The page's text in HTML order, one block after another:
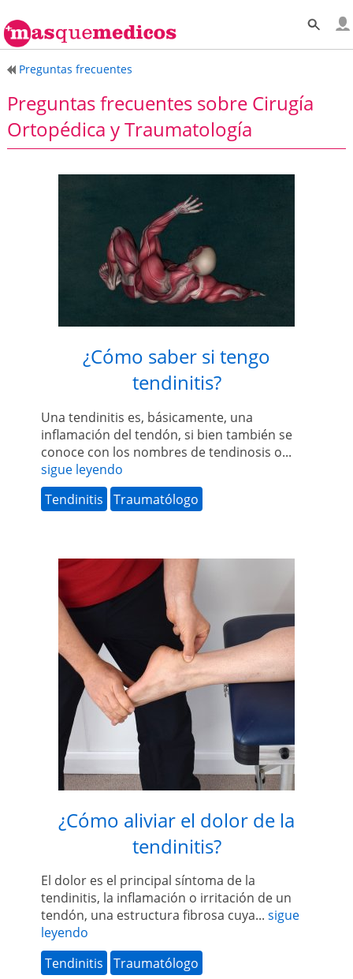
Preguntas frecuentes
Preguntas frecuentes sobre Cirugía
Ortopédica y Traumatología
¿Cómo saber si tengo
tendinitis?
Una tendinitis es, básicamente, una
inflamación del tendón, si bien también se
conoce con los nombres de tendinosis o...
sigue leyendo
Tendinitis
Traumatólogo
¿Cómo aliviar el dolor de la
tendinitis?
El dolor es el principal síntoma de la
tendinitis, la inflamación o irritación de un
tendón, una estructura fibrosa cuya... sigue
leyendo
Tendinitis
Traumatólogo